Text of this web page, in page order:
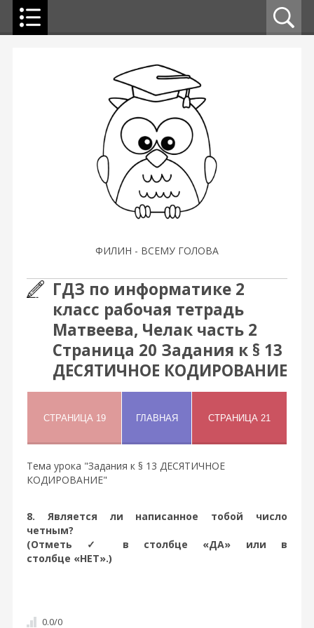
ФИЛИН - ВСЕМУ ГОЛОВА
ГДЗ по информатике 2
класс рабочая тетрадь
Матвеева, Челак часть 2
Страница 20 Задания к § 13
ДЕСЯТИЧНОЕ КОДИРОВАНИЕ
Тема урока "Задания к § 13 ДЕСЯТИЧНОЕ
КОДИРОВАНИЕ"
8. Является ли написанное тобой число
четным?
(Отметь ✓ в столбце «ДА» или в
столбце «НЕТ».)
0.0/0